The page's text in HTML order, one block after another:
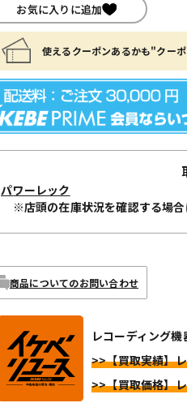
お気に入りに追加
使えるクーポンあるかも"クー
パワーレック
※店頭の在庫状況を確認する場合
商品についてのお問い合わせ
レコーディング
>>【買取実績】
>>【買取価格】